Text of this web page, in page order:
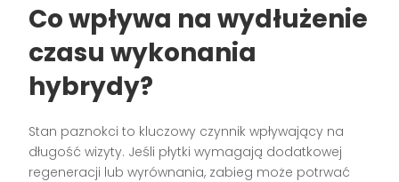
Co wpływa na wydłużenie
czasu wykonania
hybrydy?
Stan paznokci to kluczowy czynnik wpływający na
długość wizyty. Jeśli płytki wymagają dodatkowej
regeneracji lub wyrównania, zabieg może potrwać